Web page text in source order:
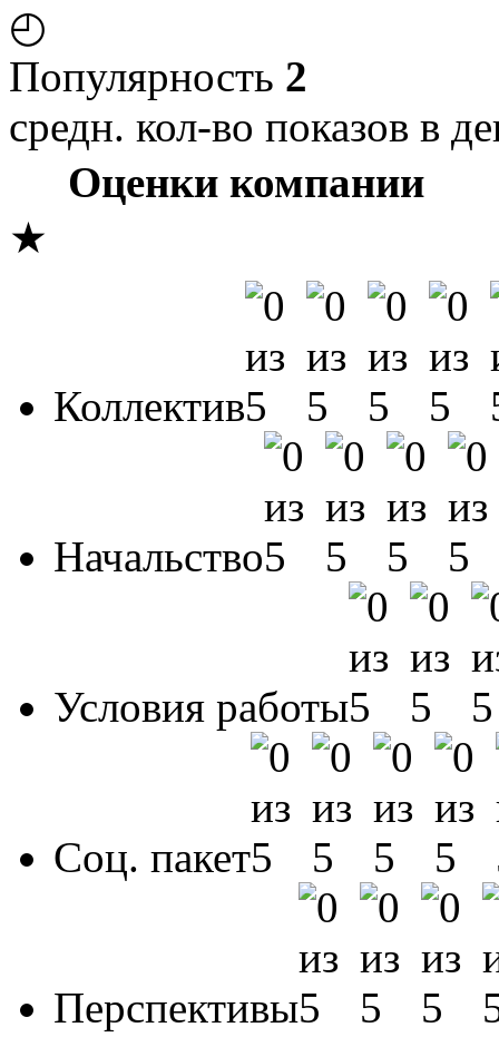
◴
Популярность 2
средн. кол-во показов в
Оценки компании
★
Коллектив
Начальство
Условия работы
Соц. пакет
Перспективы